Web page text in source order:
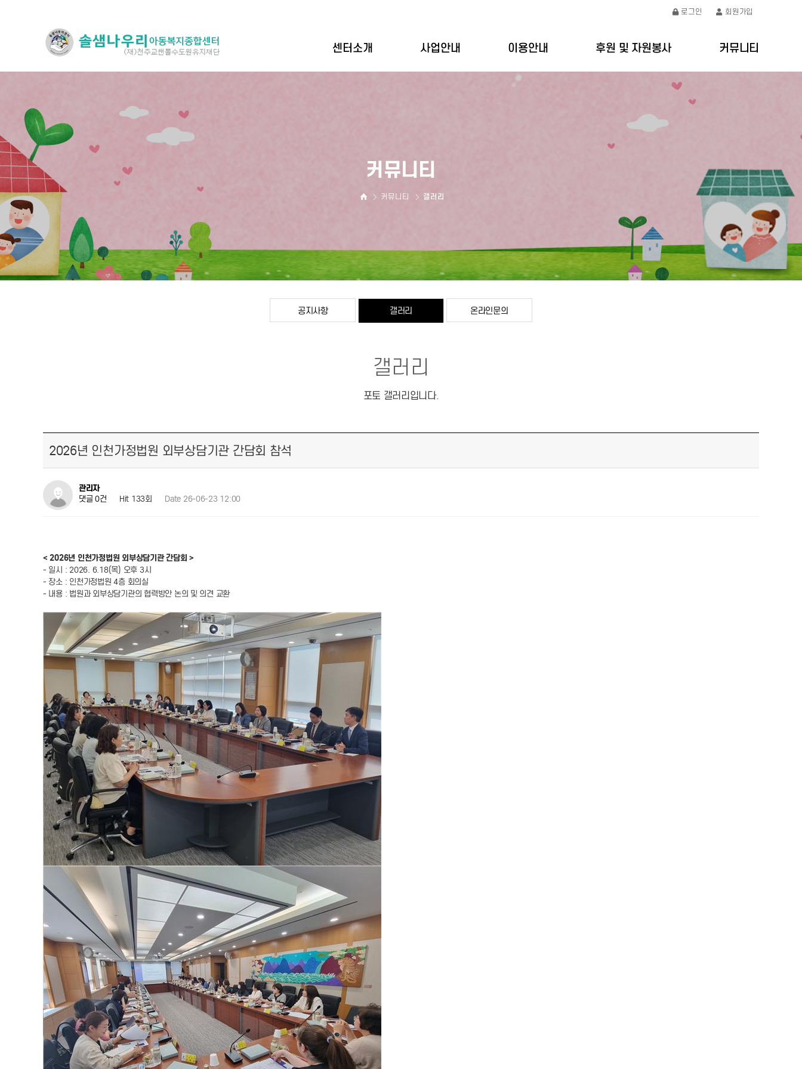
로그인 회원가입
센터소개 사업안내 이용안내 후원 및 자원봉사
자원봉사안내
커뮤니티
공지사항 갤러리 온라인문의
커뮤니티 갤러리
커뮤니티
갤러리
포토 갤러리입니다.
2026년 인천가정법원 외부상담기관 간담회 참석
관리자
댓글 0건
Hit 133회 Date 26-06-23 12:00
< 2026년 인천가정법원 외부상담기관 간담회 >
- 일시 : 2026. 6.18(목) 오후 3시
- 장소 : 인천가정법원 4층 회의실
- 내용 : 법원과 외부상담기관의 협력방안 논의 및 의견 교환